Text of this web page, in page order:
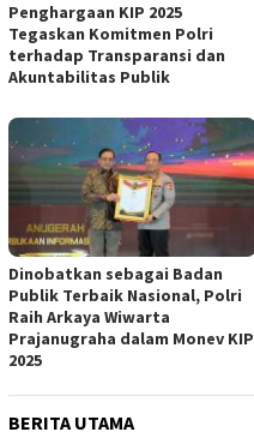
Penghargaan KIP 2025
Tegaskan Komitmen Polri
terhadap Transparansi dan
Akuntabilitas Publik
Dinobatkan sebagai Badan
Publik Terbaik Nasional, Polri
Raih Arkaya Wiwarta
Prajanugraha dalam Monev KIP
2025
BERITA UTAMA